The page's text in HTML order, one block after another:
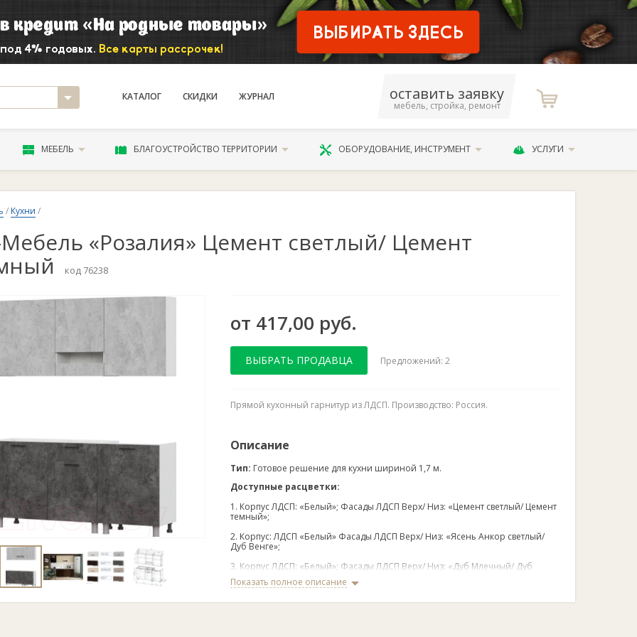
КАТАЛОГ СКИДКИ ЖУРНАЛ оставить заявку
мебель, стройка, ремонт
МЕБЕЛЬ БЛАГОУСТРОЙСТВО ТЕРРИТОРИИ ОБОРУДОВАНИЕ, ИНСТРУМЕНТ УСЛУГИ
/ Кухни /
Мебель «Розалия» Цемент светлый/ Цемент
код 76238
от 417,00 руб.
ВЫБРАТЬ ПРОДАВЦА Предложений: 2
Прямой кухонный гарнитур из ЛДСП. Производство: Россия.
Описание
Тип: Готовое решение для кухни шириной 1,7 м.
Доступные расцветки:
1. Корпус ЛДСП: «Белый»; Фасады ЛДСП Верх/ Низ: «Цемент светлый/ Цемент
темный»;
2. Корпус: ЛДСП «Белый» Фасады ЛДСП Верх/ Низ: «Ясень Анкор светлый/
Дуб Венге»;
3. Корпус ЛДСП: «Белый»; Фасады ЛДСП Верх/ Низ: «Дуб Млечный/ Дуб
Венге»;
Ясень Шимо темный».
Показать полное описание